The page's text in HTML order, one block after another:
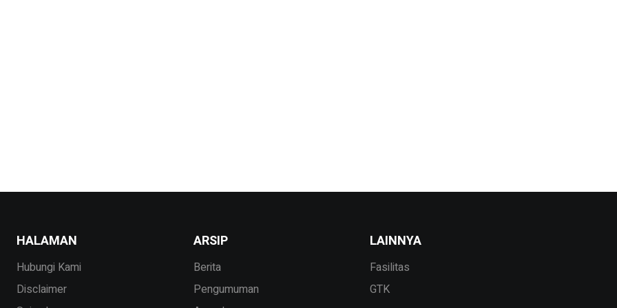
HALAMAN
Hubungi Kami
Disclaimer
ARSIP
Berita
Pengumuman
LAINNYA
Fasilitas
GTK